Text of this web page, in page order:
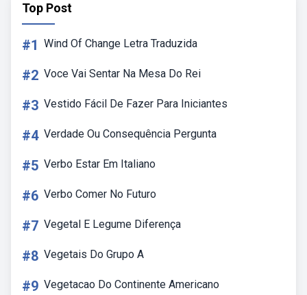
Top Post
#1 Wind Of Change Letra Traduzida
#2 Voce Vai Sentar Na Mesa Do Rei
#3 Vestido Fácil De Fazer Para Iniciantes
#4 Verdade Ou Consequência Pergunta
#5 Verbo Estar Em Italiano
#6 Verbo Comer No Futuro
#7 Vegetal E Legume Diferença
#8 Vegetais Do Grupo A
#9 Vegetacao Do Continente Americano